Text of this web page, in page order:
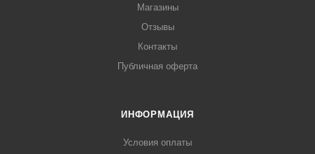
Магазины
Отзывы
Контакты
Публичная оферта
ИНФОРМАЦИЯ
Условия оплаты